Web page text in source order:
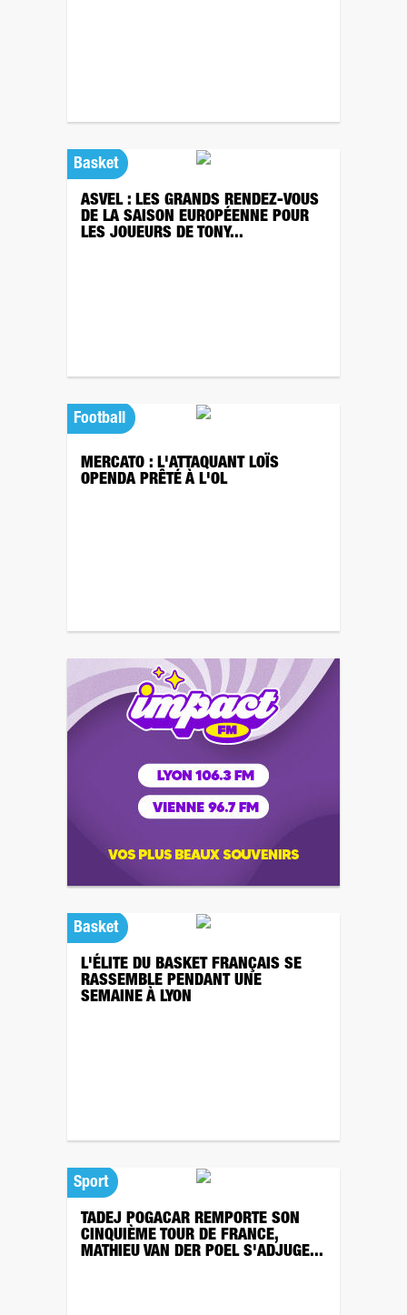
Basket
ASVEL : LES GRANDS RENDEZ-VOUS
DE LA SAISON EUROPÉENNE POUR
LES JOUEURS DE TONY...
Football
MERCATO : L'ATTAQUANT LOÏS
OPENDA PRÊTÉ À L'OL
Basket
L'ÉLITE DU BASKET FRANÇAIS SE
RASSEMBLE PENDANT UNE
SEMAINE À LYON
Sport
TADEJ POGACAR REMPORTE SON
CINQUIÈME TOUR DE FRANCE,
MATHIEU VAN DER POEL S'ADJUGE...